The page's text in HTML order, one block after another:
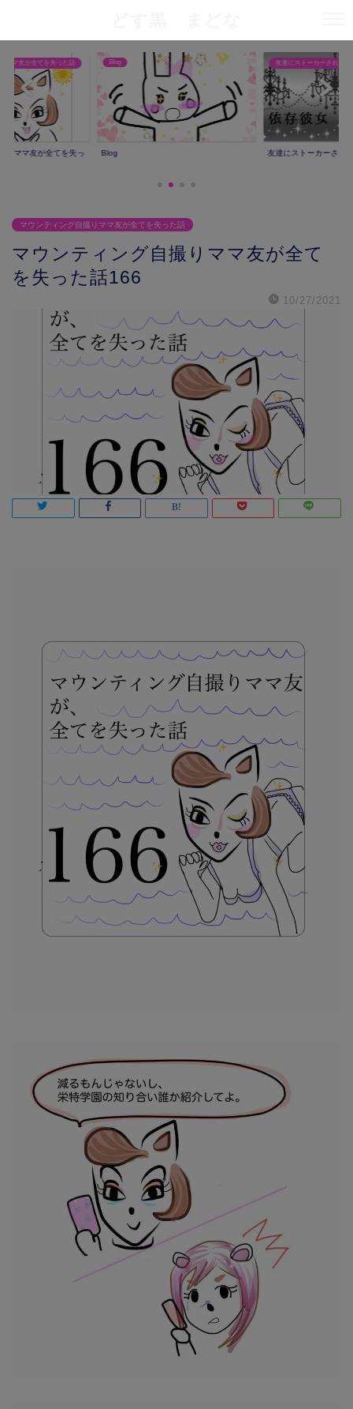
ママ友が全てを失った話
りママ友が全てを失っ
Blog
Blog
友達にストーカーされた話
友達にストーカーされ
マウンティング自撮りママ友が全てを失った話
マウンティング自撮りママ友が全て
を失った話166
10/27/2021